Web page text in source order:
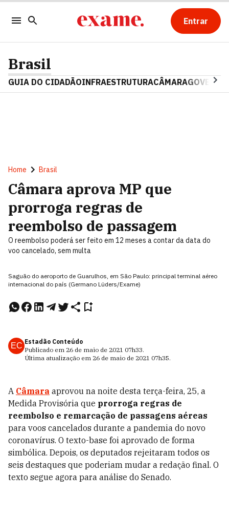
Entrar
Brasil
GUIA DO CIDADÃOINFRAESTRUTURACÂMARAGOVERNO
Home Brasil
Câmara aprova MP que
prorroga regras de
reembolso de passagem
O reembolso poderá ser feito em 12 meses a contar da data do
voo cancelado, sem multa
Saguão do aeroporto de Guarulhos, em São Paulo: principal terminal aéreo
internacional do país (Germano Lüders/Exame)
EC Estadão Conteúdo
Publicado em 26 de maio de 2021 07h33.
Última atualização em 26 de maio de 2021 07h35.
A Câmara aprovou na noite desta terça-feira, 25, a
Medida Provisória que prorroga regras de
reembolso e remarcação de passagens aéreas
para voos cancelados durante a pandemia do novo
coronavírus. O texto-base foi aprovado de forma
simbólica. Depois, os deputados rejeitaram todos os
seis destaques que poderiam mudar a redação final. O
texto segue agora para análise do Senado.